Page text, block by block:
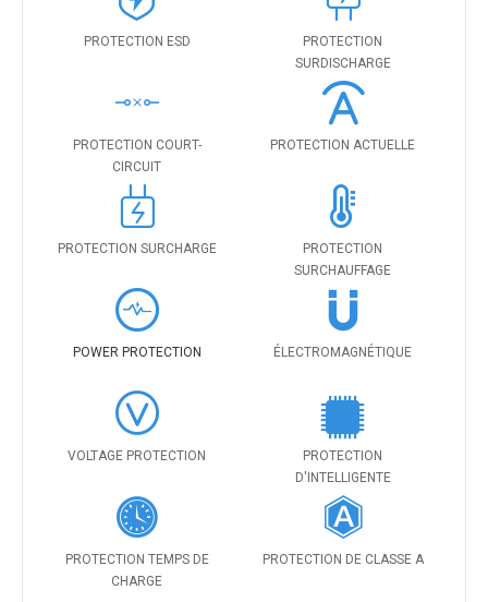
PROTECTION ESD
PROTECTION
SURDISCHARGE
PROTECTION COURT-
CIRCUIT
PROTECTION ACTUELLE
PROTECTION SURCHARGE
PROTECTION
SURCHAUFFAGE
POWER PROTECTION ÉLECTROMAGNÉTIQUE
VOLTAGE PROTECTION
PROTECTION
D'INTELLIGENTE
PROTECTION TEMPS DE
CHARGE
PROTECTION DE CLASSE A